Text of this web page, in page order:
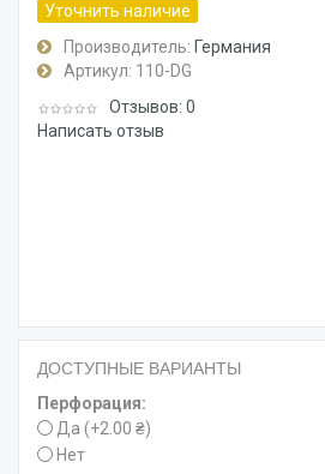
Уточнить наличие
Производитель: Германия
Артикул: 110-DG
Отзывов: 0
Написать отзыв
ДОСТУПНЫЕ ВАРИАНТЫ
Перфорация:
Да (+2.00 ₴)
Нет
Способы доставки
Новая почта
Самовывоз
Способы оплаты